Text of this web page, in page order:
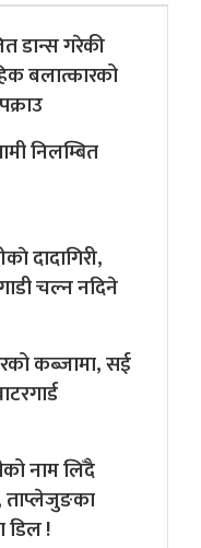
डान्स गरेकी
बलात्कारको
निलम्बित
दादागिरी,
चल्न नदिने
कब्जामा, सई
नाम लिँदै
डिल !